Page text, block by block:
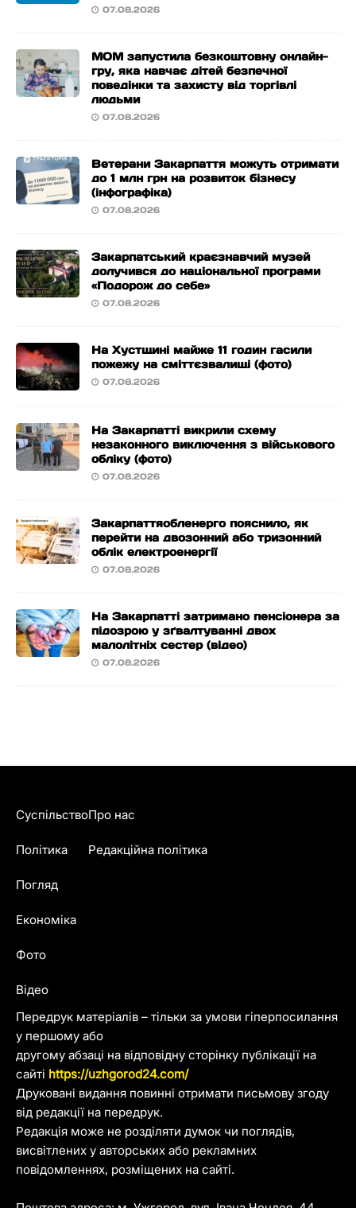
07.08.2026
МОМ запустила безкоштовну онлайн-
гру, яка навчає дітей безпечної
поведінки та захисту від торгівлі
людьми
07.08.2026
Ветерани Закарпаття можуть отримати
до 1 млн грн на розвиток бізнесу
(інфографіка)
07.08.2026
Закарпатський краєзнавчий музей
долучився до національної програми
«Подорож до себе»
07.08.2026
На Хустщині майже 11 годин гасили
пожежу на сміттєзвалищі (фото)
07.08.2026
На Закарпатті викрили схему
незаконного виключення з військового
обліку (фото)
07.08.2026
Закарпаттяобленерго пояснило, як
перейти на двозонний або тризонний
облік електроенергії
07.08.2026
На Закарпатті затримано пенсіонера за
підозрою у зґвалтуванні двох
малолітніх сестер (відео)
07.08.2026
Передрук матеріалів – тільки за умови гіперпосилання
у першому або
другому абзаці на відповідну сторінку публікації на
сайті https://uzhgorod24.com/
Друковані видання повинні отримати письмову згоду
від редакції на передрук.
Редакція може не розділяти думок чи поглядів,
висвітлених у авторських або рекламних
повідомленнях, розміщених на сайті.
Суспільство
Політика
Погляд
Економіка
Фото
Відео
Про нас
Редакційна політика